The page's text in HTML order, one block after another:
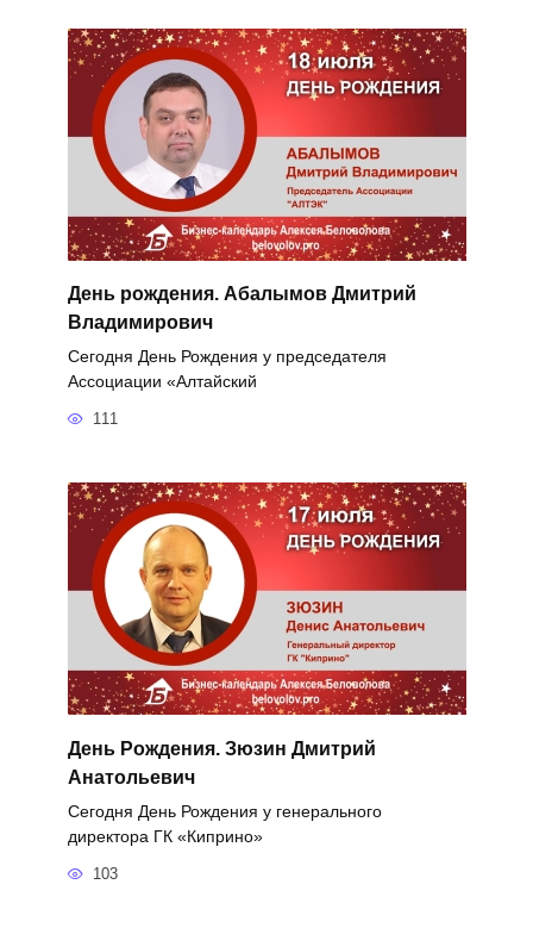
День рождения. Абалымов Дмитрий
Владимирович
Сегодня День Рождения у председателя
Ассоциации «Алтайский
111
День Рождения. Зюзин Дмитрий
Анатольевич
Сегодня День Рождения у генерального
директора ГК «Киприно»
103